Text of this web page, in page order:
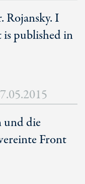
Rojansky. I
published in
und die
Front